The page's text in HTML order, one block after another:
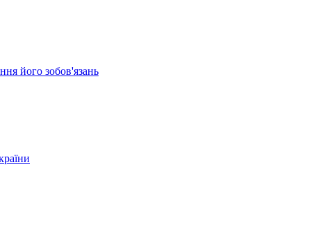
його зобов'язань